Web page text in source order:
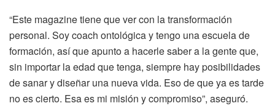
“Este magazine tiene que ver con la transformación
personal. Soy coach ontológica y tengo una escuela de
formación, así que apunto a hacerle saber a la gente que,
sin importar la edad que tenga, siempre hay posibilidades
de sanar y diseñar una nueva vida. Eso de que ya es tarde
no es cierto. Esa es mi misión y compromiso”, aseguró.